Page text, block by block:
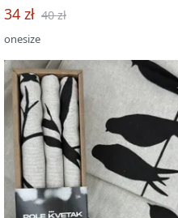
34 zł 40 zł
onesize